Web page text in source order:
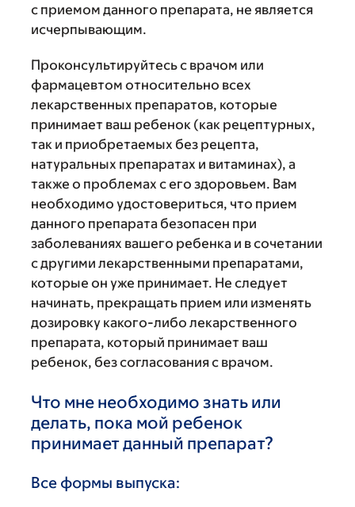
с приемом данного препарата, не является
исчерпывающим.
Проконсультируйтесь с врачом или
фармацевтом относительно всех
лекарственных препаратов, которые
принимает ваш ребенок (как рецептурных,
так и приобретаемых без рецепта,
натуральных препаратах и витаминах), а
также о проблемах с его здоровьем. Вам
необходимо удостовериться, что прием
данного препарата безопасен при
заболеваниях вашего ребенка и в сочетании
с другими лекарственными препаратами,
которые он уже принимает. Не следует
начинать, прекращать прием или изменять
дозировку какого-либо лекарственного
препарата, который принимает ваш
ребенок, без согласования с врачом.
Что мне необходимо знать или
делать, пока мой ребенок
принимает данный препарат?
Все формы выпуска: